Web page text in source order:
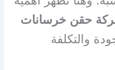
حقن خرسانات
والتكلفة